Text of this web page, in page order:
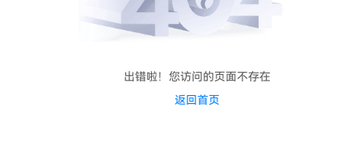
出错啦！您访问的页面不存在
返回首页